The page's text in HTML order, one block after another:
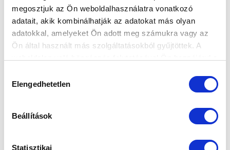
megosztjuk az Ön weboldalhasználatra vonatkozó
adatait, akik kombinálhatják az adatokat más olyan
adatokkal, amelyeket Ön adott meg számukra vagy az
Ön által használt más szolgáltatásokból gyűjtöttek. A
kiválasztása
Elengedhetetlen
Beállítások
Statisztikai
SZPONZOROK